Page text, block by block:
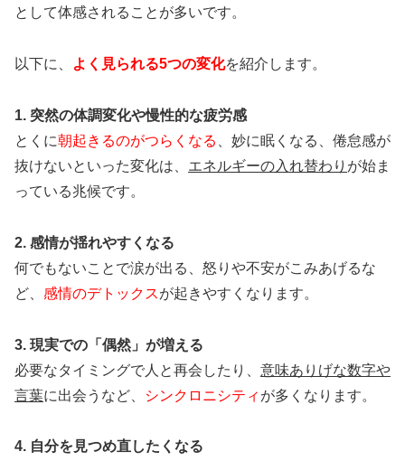
として体感されることが多いです。
以下に、 よく見られる5つの変化を紹介します。
1. 突然の体調変化や慢性的な疲労感
とくに朝起きるのがつらくなる
、妙に眠くなる、倦怠感が
抜けないといった変化は、 エネルギーの入れ替わり が始ま
っている兆候です。
2. 感情が揺れやすくなる
何でもないことで涙が出る、怒りや不安がこみあげるな
ど、 感情のデトックスが起きやすくなります。
3. 現実での「偶然」が増える
必要なタイミングで人と再会したり、 意味ありげな数字や
言葉に出会うなど、 シンクロニシティ が多くなります。
4. 自分を見つめ直したくなる